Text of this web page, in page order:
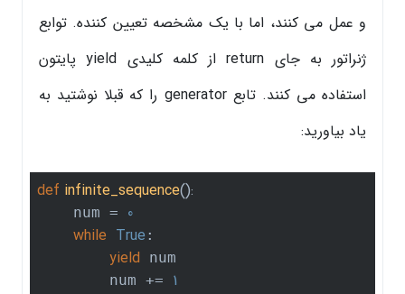
و عمل می کنند، اما با یک مشخصه تعیین کننده. توابع
ژنراتور به جای return از کلمه کلیدی yield پایتون
استفاده می کنند. تابع generator را که قبلا نوشتید به
یاد بیاورید:
def infinite_sequence():
    num =
0
while True :
yield num
        num +=
1